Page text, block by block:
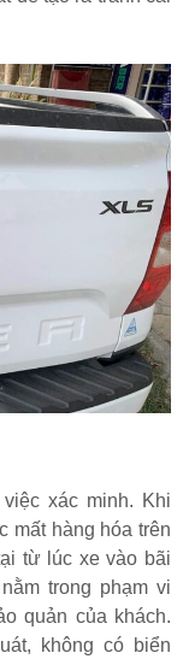
xác minh. Khi
mất hàng hóa trên
từ lúc xe vào bãi
trong phạm vi
quản của khách.
không có biển